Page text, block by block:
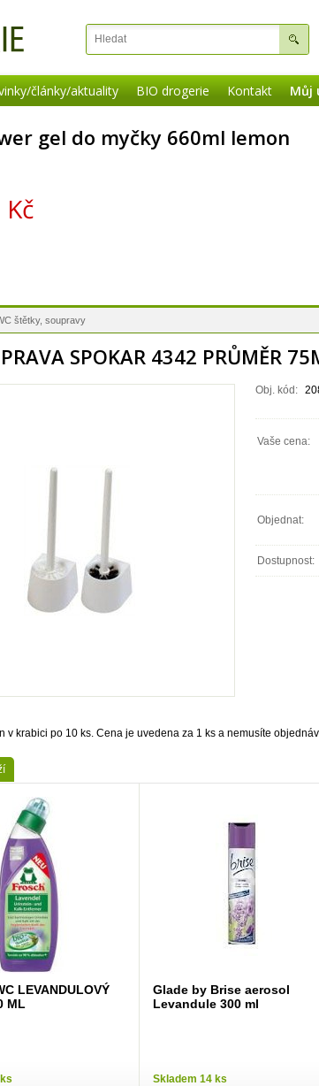
články/aktuality BIO drogerie Kontakt Můj
gel do myčky 660ml lemon
štětky, soupravy
SPOKAR 4342 PRŮMĚR
Obj. kód:
Vaše cena:
Objednat:
Dostupnost:
v krabici po 10 ks. Cena je uvedena za 1 ks a nemusíte
LEVANDULOVÝ
ML
Glade by Brise aerosol
Levandule 300 ml
Skladem 14 ks